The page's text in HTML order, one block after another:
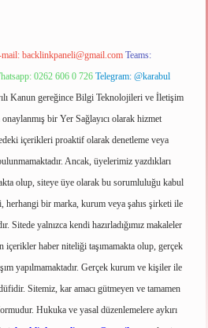
backlinkpaneli@gmail.com Teams:
0262 606 0 726 Telegram: @karabul
Kanun gereğince Bilgi Teknolojileri ve İletişim
bir Yer Sağlayıcı olarak hizmet
içerikleri proaktif olarak denetleme veya
Ancak, üyelerimiz yazdıkları
olup, siteye üye olarak bu sorumluluğu kabul
herhangi bir marka, kurum veya şahıs şirketi ile
Sitede yalnızca kendi hazırladığımız makaleler
içerikler haber niteliği taşımamakta olup, gerçek
yapılmamaktadır. Gerçek kurum ve kişiler ile
Sitemiz, kar amacı gütmeyen ve tamamen
Hukuka ve yasal düzenlemelere aykırı